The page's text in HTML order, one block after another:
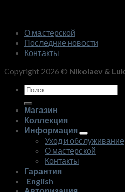
О мастерской
Последние новости
Контакты
Copyright 2026 © Nikolaev &
Искать:
Магазин
Коллекция
Информация
Уход и обслуживание
О мастерской
Контакты
Гарантия
English